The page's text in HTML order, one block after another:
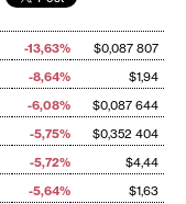
-13,63%
$0,087 807
-8,64%
$1,94
-6,08%
$0,087 644
-5,75%
$0,352 404
-5,72%
$4,44
-5,64%
$1,63